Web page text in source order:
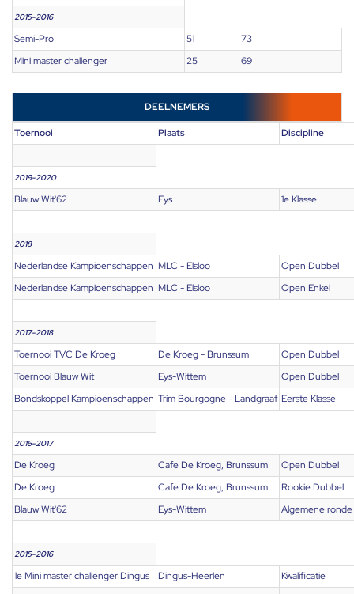
2015-2016
Semi-Pro 51
73
Mini master challenger
25 69
DEELNEMERS
Toernooi Plaats Discipline
2019-2020
Blauw Wit'62 Eys 1e Klasse
2018
Nederlandse Kampioenschappen MLC - Elsloo
Open Dubbel
Nederlandse Kampioenschappen MLC - Elsloo Open Enkel
2017-2018
Toernooi TVC De Kroeg De Kroeg - Brunssum
Open Dubbel
Toernooi Blauw Wit
Eys-Wittem
Open Dubbel
Bondskoppel Kampioenschappen Trim Bourgogne - Landgraaf Eerste Klasse
2016-2017
De Kroeg Cafe De Kroeg, Brunssum
Open Dubbel
De Kroeg
Cafe De Kroeg, Brunssum
Rookie Dubbel
Blauw Wit'62
Eys-Wittem Algemene ronde
2015-2016
1e Mini master challenger Dingus Dingus-Heerlen
Kwalificatie